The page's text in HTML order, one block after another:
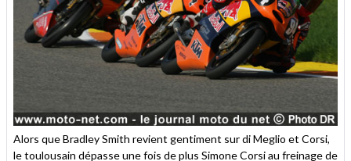
Alors que Bradley Smith revient gentiment sur di Meglio et Corsi,
le toulousain dépasse une fois de plus Simone Corsi au freinage de